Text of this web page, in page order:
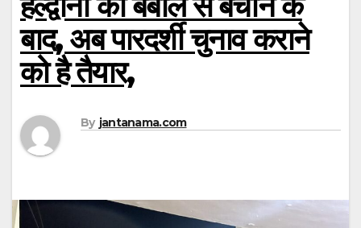
बाद, अब पारदर्शी चुनाव कराने
को है तैयार,
By jantanama.com